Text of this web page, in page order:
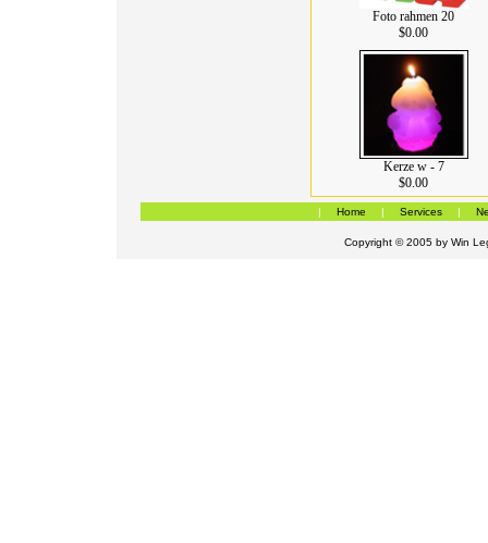
Foto rahmen 20
$0.00
Kerze w - 7
$0.00
| Home | Services |
Copyright © 2005 by Win